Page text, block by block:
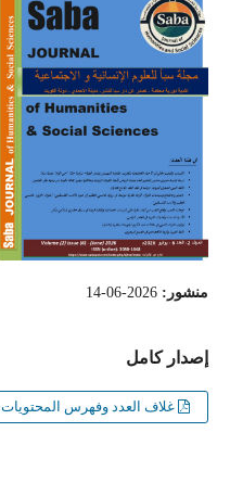
منشور: 2026-06-14
إصدار كامل
غلاف العدد وفهرس المحتويات